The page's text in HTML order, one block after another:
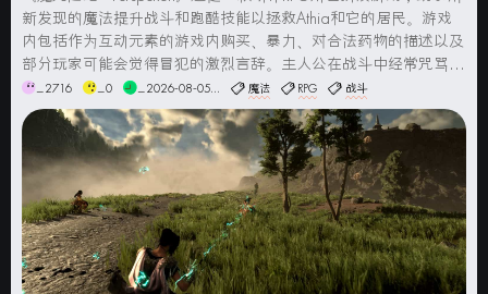
新发现的魔法提升战斗和跑酷技能以拯救Athia和它的居民。游戏
内包括作为互动元素的游戏内购买、暴力、对合法药物的描述以及
部分玩家可能会觉得冒犯的激烈言辞。主人公在战斗中经常咒骂。
游戏截图系统要求最低配置：操作系统: Windows 10 或更高版本
（64位）处理器: AMD Ryzen...
_2716 _0 _2026-08-05... 魔法 RPG 战斗